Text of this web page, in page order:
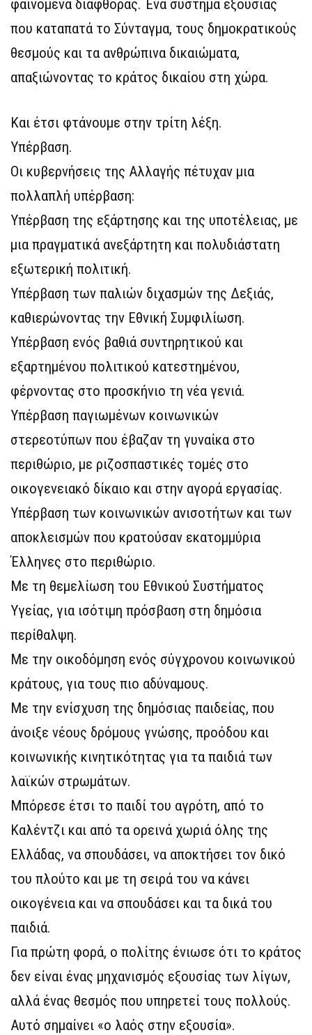
φαινόμενα διαφθοράς. Ένα σύστημα εξουσίας
που καταπατά το Σύνταγμα, τους δημοκρατικούς
θεσμούς και τα ανθρώπινα δικαιώματα,
απαξιώνοντας το κράτος δικαίου στη χώρα.
Και έτσι φτάνουμε στην τρίτη λέξη.
Υπέρβαση.
Οι κυβερνήσεις της Αλλαγής πέτυχαν μια
πολλαπλή υπέρβαση:
Υπέρβαση της εξάρτησης και της υποτέλειας, με
μια πραγματικά ανεξάρτητη και πολυδιάστατη
εξωτερική πολιτική.
Υπέρβαση των παλιών διχασμών της Δεξιάς,
καθιερώνοντας την Εθνική Συμφιλίωση.
Υπέρβαση ενός βαθιά συντηρητικού και
εξαρτημένου πολιτικού κατεστημένου,
φέρνοντας στο προσκήνιο τη νέα γενιά.
Υπέρβαση παγιωμένων κοινωνικών
στερεοτύπων που έβαζαν τη γυναίκα στο
περιθώριο, με ριζοσπαστικές τομές στο
οικογενειακό δίκαιο και στην αγορά εργασίας.
Υπέρβαση των κοινωνικών ανισοτήτων και των
αποκλεισμών που κρατούσαν εκατομμύρια
Έλληνες στο περιθώριο.
Με τη θεμελίωση του Εθνικού Συστήματος
Υγείας, για ισότιμη πρόσβαση στη δημόσια
περίθαλψη.
Με την οικοδόμηση ενός σύγχρονου κοινωνικού
κράτους, για τους πιο αδύναμους.
Με την ενίσχυση της δημόσιας παιδείας, που
άνοιξε νέους δρόμους γνώσης, προόδου και
κοινωνικής κινητικότητας για τα παιδιά των
λαϊκών στρωμάτων.
Μπόρεσε έτσι το παιδί του αγρότη, από το
Καλέντζι και από τα ορεινά χωριά όλης της
Ελλάδας, να σπουδάσει, να αποκτήσει τον δικό
του πλούτο και με τη σειρά του να κάνει
οικογένεια και να σπουδάσει και τα δικά του
παιδιά.
Για πρώτη φορά, ο πολίτης ένιωσε ότι το κράτος
δεν είναι ένας μηχανισμός εξουσίας των λίγων,
αλλά ένας θεσμός που υπηρετεί τους πολλούς.
Αυτό σημαίνει «ο λαός στην εξουσία».